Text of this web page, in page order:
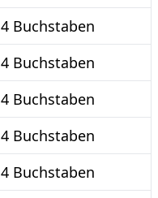
4 Buchstaben
4 Buchstaben
4 Buchstaben
4 Buchstaben
4 Buchstaben